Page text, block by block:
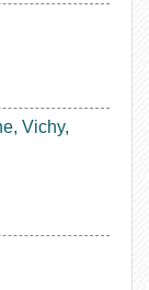
Vichy,